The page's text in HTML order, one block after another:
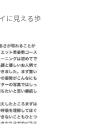
に見える歩